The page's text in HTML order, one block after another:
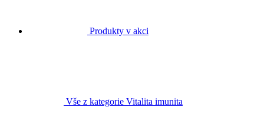
Produkty v akci
Vše z kategorie Vitalita imunita